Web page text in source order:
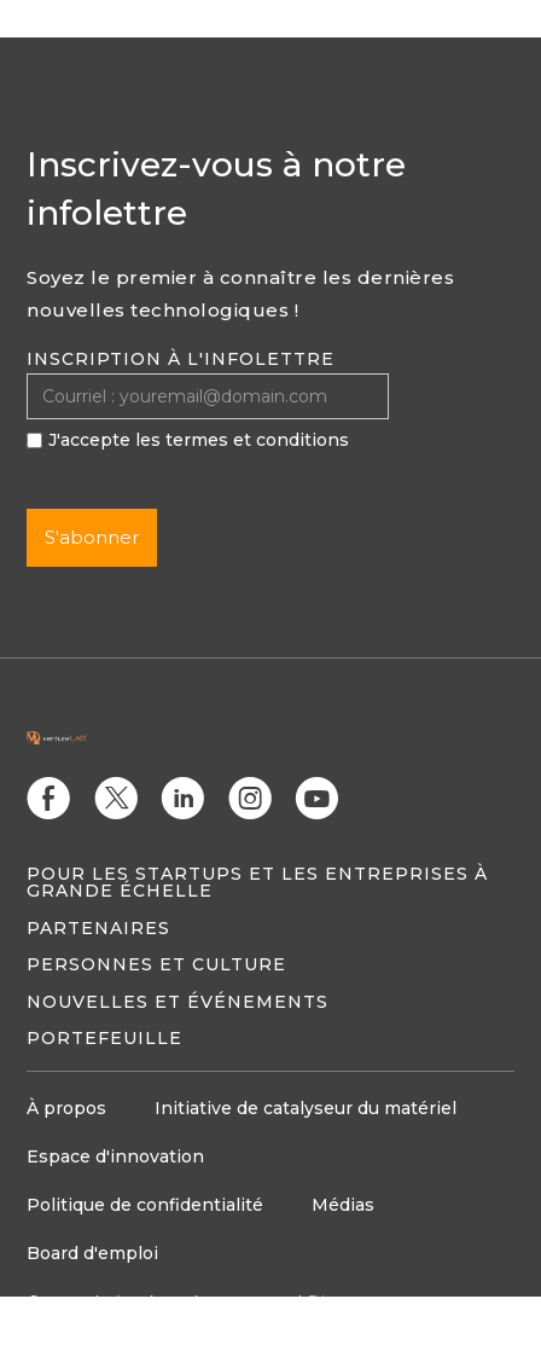
Inscrivez-vous à notre
infolettre
Soyez le premier à connaître les dernières
nouvelles technologiques !
INSCRIPTION À L'INFOLETTRE
J'accepte les termes et conditions
E D C Q M
POUR LES STARTUPS ET LES ENTREPRISES À
GRANDE ÉCHELLE
PARTENAIRES
PERSONNES ET CULTURE
NOUVELLES ET ÉVÉNEMENTS
PORTEFEUILLE
À propos Initiative de catalyseur du matériel
Espace d'innovation
Politique de confidentialité Médias
Board d'emploi
© Tous droits réservés VentureLab™ 2023